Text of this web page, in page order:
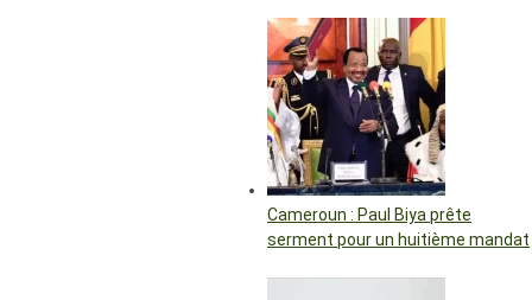
Cameroun : Paul Biya prête
serment pour un huitième mandat